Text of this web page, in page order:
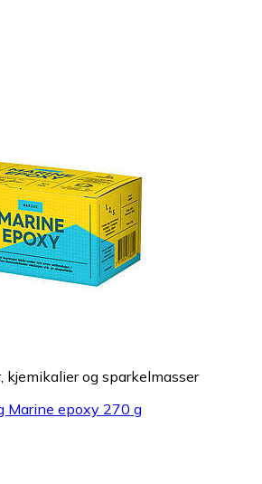
kjemikalier og sparkelmasser
Marine epoxy 270 g